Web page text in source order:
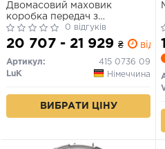
Двомасовий маховик
коробка передач з
подвійним зчепленням/6-
ступенева AUDI A3 SEAT
ALHAMBRA, ALTEA XL,
LEON SKODA OCTAVIA II,
SUPERB II, YETI VW BEETLE,
09.04-07.19
0 відгуків
20 707 - 21 929 ₴ від 1
Артикул:
415 0736 09
LuK
Німеччина
ВИБРАТИ ЦІНУ